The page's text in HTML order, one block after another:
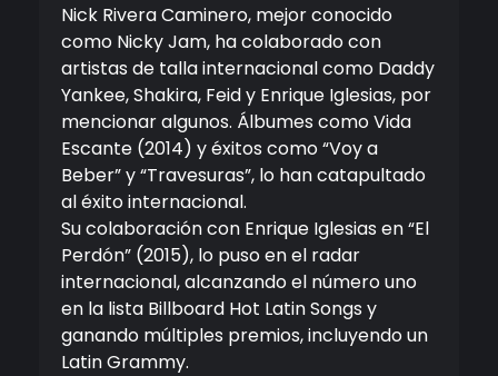
Nick Rivera Caminero, mejor conocido
como Nicky Jam, ha colaborado con
artistas de talla internacional como Daddy
Yankee, Shakira, Feid y Enrique Iglesias, por
mencionar algunos. Álbumes como Vida
Escante (2014) y éxitos como “Voy a
Beber” y “Travesuras”, lo han catapultado
al éxito internacional.
Su colaboración con Enrique Iglesias en “El
Perdón” (2015), lo puso en el radar
internacional, alcanzando el número uno
en la lista Billboard Hot Latin Songs y
ganando múltiples premios, incluyendo un
Latin Grammy.